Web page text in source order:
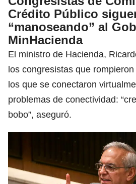
Crédito Público
“manoseando” al
MinHacienda
El ministro de Hacienda,
los congresistas que
los que se conectaron
problemas de conectividad:
bobo”, aseguró.